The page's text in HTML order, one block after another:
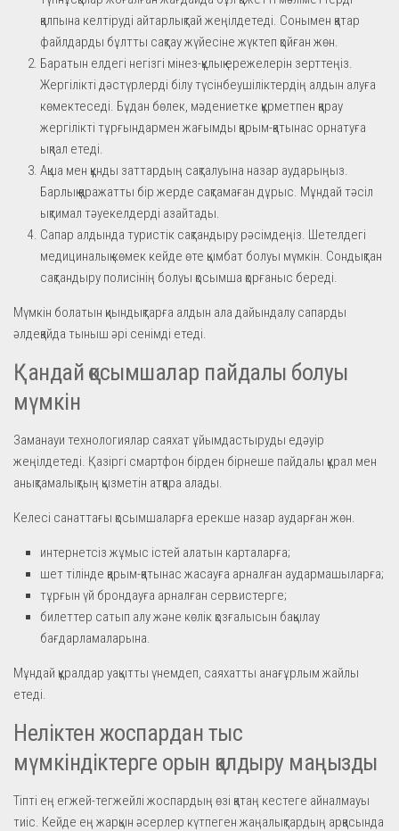
қалпына келтіруді айтарлықтай жеңілдетеді. Сонымен қатар
файлдарды бұлтты сақтау жүйесіне жүктеп қойған жөн.
Баратын елдегі негізгі мінез-құлық ережелерін зерттеңіз.
Жергілікті дәстүрлерді білу түсінбеушіліктердің алдын алуға
көмектеседі. Бұдан бөлек, мәдениетке құрметпен қарау
жергілікті тұрғындармен жағымды қарым-қатынас орнатуға
ықпал етеді.
Ақша мен құнды заттардың сақталуына назар аударыңыз.
Барлық қаражатты бір жерде сақтамаған дұрыс. Мұндай тәсіл
ықтимал тәуекелдерді азайтады.
Сапар алдында туристік сақтандыру рәсімдеңіз. Шетелдегі
медициналық көмек кейде өте қымбат болуы мүмкін. Сондықтан
сақтандыру полисінің болуы қосымша қорғаныс береді.
Мүмкін болатын қиындықтарға алдын ала дайындалу сапарды
әлдеқайда тыныш әрі сенімді етеді.
Қандай қосымшалар пайдалы болуы
мүмкін
Заманауи технологиялар саяхат ұйымдастыруды едәуір
жеңілдетеді. Қазіргі смартфон бірден бірнеше пайдалы құрал мен
анықтамалықтың қызметін атқара алады.
Келесі санаттағы қосымшаларға ерекше назар аударған жөн.
интернетсіз жұмыс істей алатын карталарға;
шет тілінде қарым-қатынас жасауға арналған аудармашыларға;
тұрғын үй брондауға арналған сервистерге;
билеттер сатып алу және көлік қозғалысын бақылау
бағдарламаларына.
Мұндай құралдар уақытты үнемдеп, саяхатты анағұрлым жайлы
етеді.
Неліктен жоспардан тыс
мүмкіндіктерге орын қалдыру маңызды
Тіпті ең егжей-тегжейлі жоспардың өзі қатаң кестеге айналмауы
тиіс. Кейде ең жарқын әсерлер күтпеген жаңалықтардың арқасында